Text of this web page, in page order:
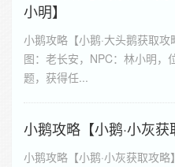
小明】
小鹅攻略【小鹅·大头鹅获取
图：老长安，NPC：林小明，
题，获得任...
小鹅攻略【小鹅·小灰获
小鹅攻略【小鹅·小灰获取攻略